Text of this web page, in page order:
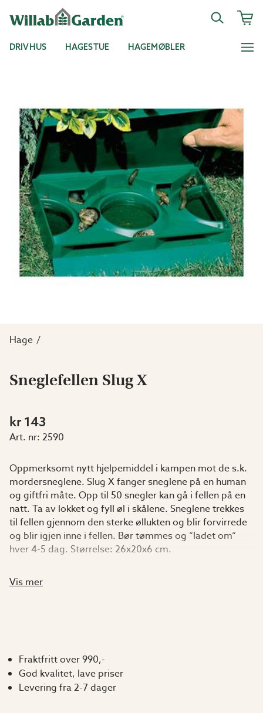
DRIVHUS HAGESTUE HAGEMØBLER
Hage
Sneglefellen Slug X
kr 143
Art. nr: 2590
Oppmerksomt nytt hjelpemiddel i kampen mot de s.k.
mordersneglene. Slug X fanger sneglene på en human
og giftfri måte. Opp til 50 snegler kan gå i fellen på en
natt. Ta av lokket og fyll øl i skålene. Sneglene trekkes
til fellen gjennom den sterke øllukten og blir forvirrede
og blir igjen inne i fellen. Bør tømmes og ”ladet om”
hver 4-5 dag. Størrelse: 26x20x6 cm.
Vis mer
Fraktfritt over 990,-
God kvalitet, lave priser
Levering fra 2-7 dager